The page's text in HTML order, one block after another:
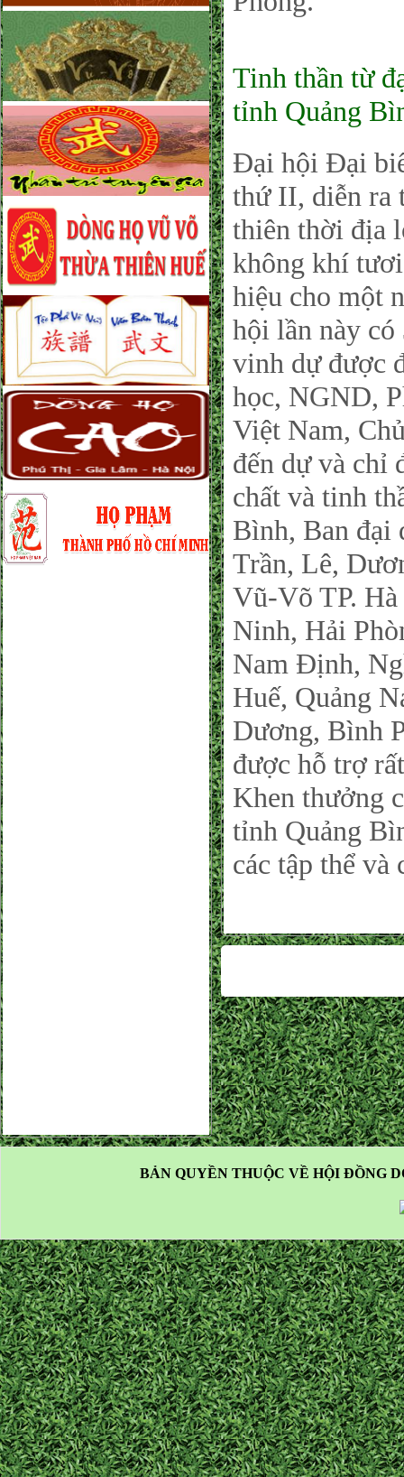
Tinh thần từ
tỉnh Quảng
Đại hội Đại
thứ II, diễn ra
thiên thời địa
không khí
hiệu cho một
hội lần này
vinh dự được
học, NGND,
Việt Nam,
đến dự và chỉ
chất và tinh
Bình, Ban đại
Trần, Lê,
Vũ-Võ TP.
Ninh, Hải
Nam Định,
Huế, Quảng
Dương, Bình
được hỗ trợ
Khen thưởng
tỉnh Quảng
các tập thể
BẢN QUYỀN THUỘC VỀ HỘI ĐỒNG